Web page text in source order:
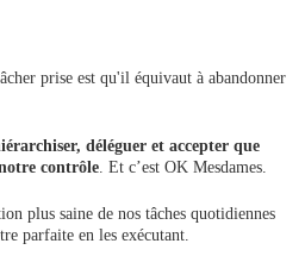
prise est qu'il équivaut à abandonner
déléguer et accepter que
contrôle . Et c’est OK Mesdames.
plus saine de nos tâches quotidiennes
parfaite en les exécutant.